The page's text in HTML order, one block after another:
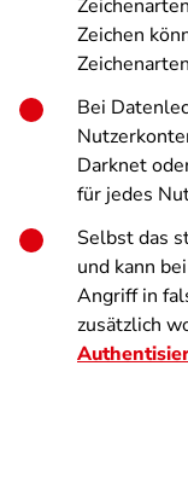
Zeichen
Bei
Darknet
für jedes
Selbst das
und kann
Angriff in
zusätzlich